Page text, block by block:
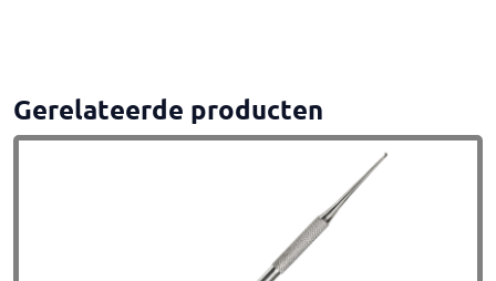
Gerelateerde producten